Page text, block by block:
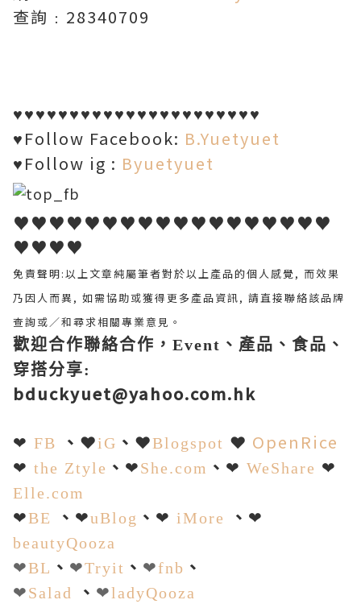
查詢﹕28340709
♥♥♥♥♥♥♥♥♥♥♥♥♥♥♥♥♥♥♥♥♥♥
♥Follow Facebook: B.Yuetyuet
♥Follow ig : Byuetyuet
♥♥♥♥♥♥♥♥♥♥♥♥♥♥♥♥♥♥
♥♥♥♥
免責聲明:以上文章純屬筆者對於以上產品的個人感覺, 而效果
乃因人而異, 如需協助或獲得更多產品資訊, 請直接聯絡該品牌
查詢或∕和尋求相關專業意見。
歡迎合作聯絡合作，Event、產品、食品、
穿搭分享:
bduckyuet@yahoo.com.hk
❤ FB 、 ❤iG 、 ❤Blogspot ❤ OpenRice
❤ the Ztyle 、 ❤She.com 、 ❤ WeShare ❤
Elle.com
❤BE 、 ❤uBlog 、 ❤ iMore 、 ❤
beautyQooza
❤BL 、 ❤Tryit 、 ❤fnb 、
❤Salad 、 ❤ladyQooza